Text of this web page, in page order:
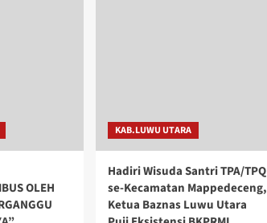
OLEH
KAB.LUWU UTARA
Hadiri Wisuda Santri TPA/TPQ
se-Kecamatan Mappedeceng,
Ketua Baznas Luwu Utara